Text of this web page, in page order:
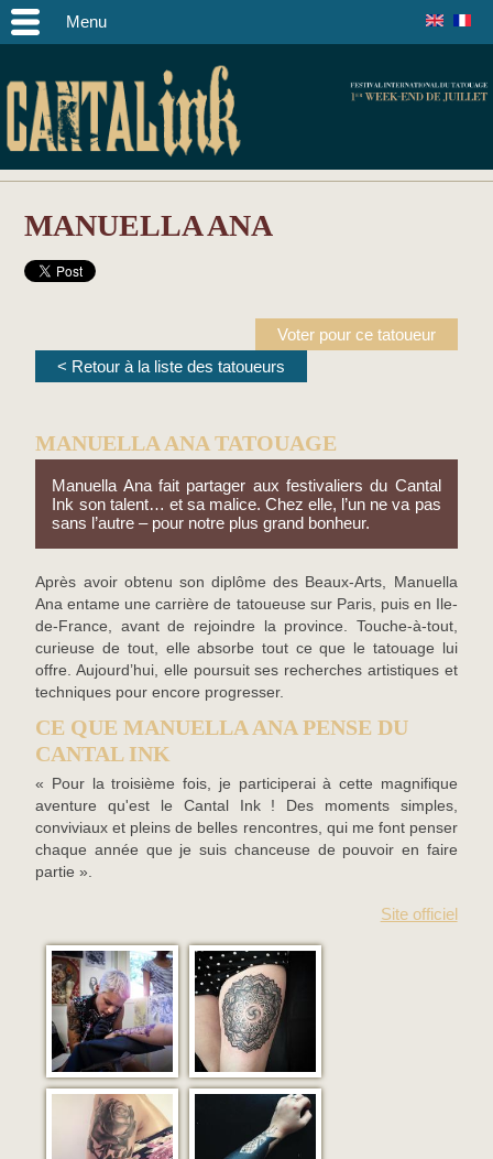
Menu
MANUELLA ANA
Voter pour ce tatoueur
< Retour à la liste des tatoueurs
MANUELLA ANA TATOUAGE
Manuella Ana fait partager aux festivaliers du Cantal
Ink son talent… et sa malice. Chez elle, l’un ne va pas
sans l’autre – pour notre plus grand bonheur.
Après avoir obtenu son diplôme des Beaux-Arts, Manuella
Ana entame une carrière de tatoueuse sur Paris, puis en Ile-
de-France, avant de rejoindre la province. Touche-à-tout,
curieuse de tout, elle absorbe tout ce que le tatouage lui
offre. Aujourd’hui, elle poursuit ses recherches artistiques et
techniques pour encore progresser.
CE QUE MANUELLA ANA PENSE DU
CANTAL INK
« Pour la troisième fois, je participerai à cette magnifique
aventure qu'est le Cantal Ink ! Des moments simples,
conviviaux et pleins de belles rencontres, qui me font penser
chaque année que je suis chanceuse de pouvoir en faire
partie ».
Site officiel